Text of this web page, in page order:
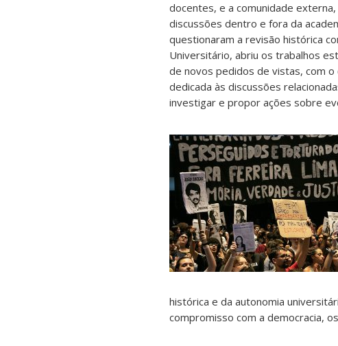
docentes, e a comunidade
discussões dentro e fora da
questionaram a revisão histórica
Universitário, abriu os trabalhos
de novos pedidos de vistas, com
dedicada às discussões
investigar e propor ações sobre
histórica e da autonomia
compromisso com a democracia,